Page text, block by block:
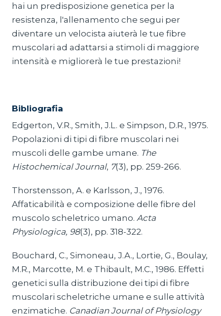
hai un predisposizione genetica per la
resistenza, l'allenamento che segui per
diventare un velocista aiuterà le tue fibre
muscolari ad adattarsi a stimoli di maggiore
intensità e migliorerà le tue prestazioni!
Bibliografia
Edgerton, V.R., Smith, J.L. e Simpson, D.R., 1975.
Popolazioni di tipi di fibre muscolari nei
muscoli delle gambe umane. The
Histochemical Journal, 7(3), pp. 259-266.
Thorstensson, A. e Karlsson, J., 1976.
Affaticabilità e composizione delle fibre del
muscolo scheletrico umano. Acta
Physiologica, 98(3), pp. 318-322.
Bouchard, C., Simoneau, J.A., Lortie, G., Boulay,
M.R., Marcotte, M. e Thibault, M.C., 1986. Effetti
genetici sulla distribuzione dei tipi di fibre
muscolari scheletriche umane e sulle attività
enzimatiche. Canadian Journal of Physiology